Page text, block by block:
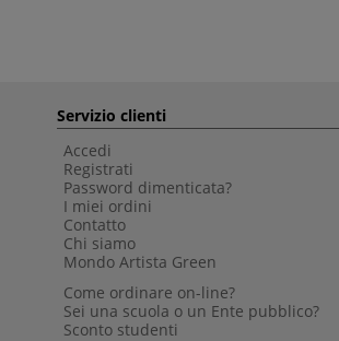
Servizio clienti
Accedi
Registrati
Password dimenticata?
I miei ordini
Contatto
Chi siamo
Mondo Artista Green
Come ordinare on-line?
Sei una scuola o un Ente pubblico?
Sconto studenti